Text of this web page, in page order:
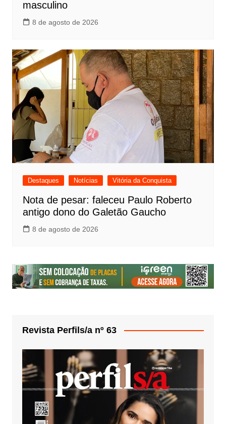
masculino
8 de agosto de 2026
Destaques Notícias Vitória da Conquista
Nota de pesar: faleceu Paulo Roberto
antigo dono do Galetão Gaucho
8 de agosto de 2026
Revista Perfils/a nº 63